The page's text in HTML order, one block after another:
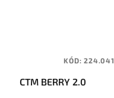
CTM BERRY 2.0
KÓD:224.041